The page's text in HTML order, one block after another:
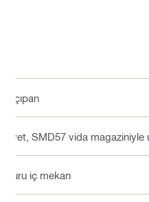
Alçıpan
Evet, SMD57 vida magaziniyle
Kuru iç mekan